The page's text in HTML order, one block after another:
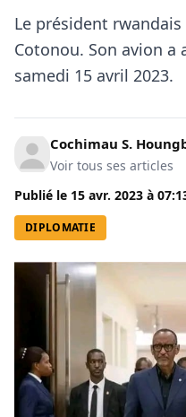
Le président
Cotonou. Son avion
samedi 15 avril 2023.
Cochimau S.
Voir tous ses articles
Publié le 15 avr. 2023 à
DIPLOMATIE